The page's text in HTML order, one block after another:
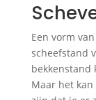
Een vorm
scheefstand
bekkenstand
Maar het